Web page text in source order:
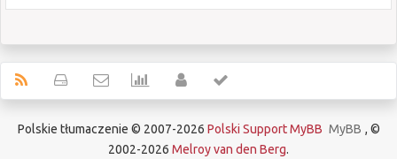
Polskie tłumaczenie © 2007-2026 Polski Support MyBB MyBB , ©
2002-2026 Melroy van den Berg.